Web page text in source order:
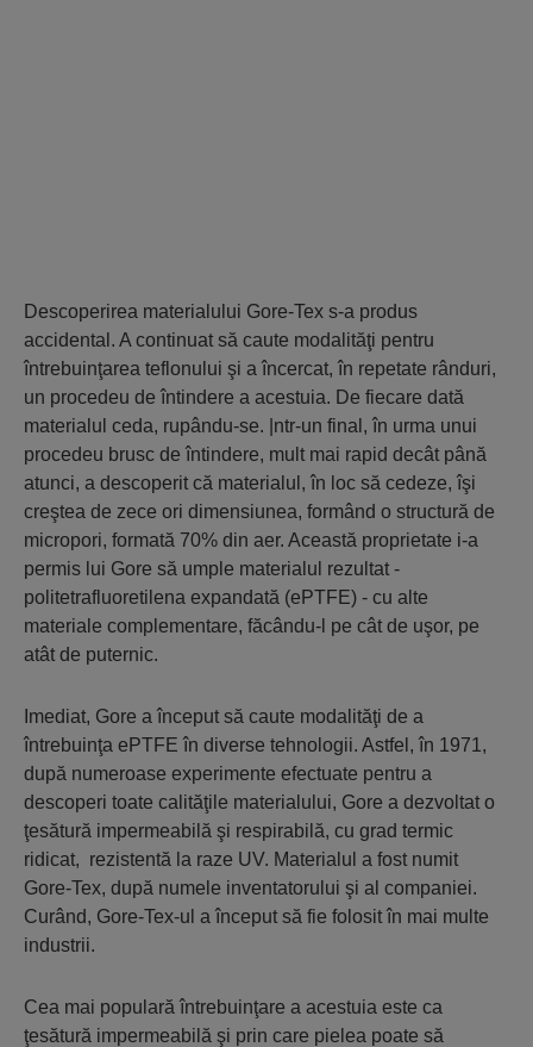
Descoperirea materialului Gore-Tex s-a produs
accidental. A continuat să caute modalităţi pentru
întrebuinţarea teflonului şi a încercat, în repetate rânduri,
un procedeu de întindere a acestuia. De fiecare dată
materialul ceda, rupându-se. |ntr-un final, în urma unui
procedeu brusc de întindere, mult mai rapid decât până
atunci, a descoperit că materialul, în loc să cedeze, îşi
creştea de zece ori dimensiunea, formând o structură de
micropori, formată 70% din aer. Această proprietate i-a
permis lui Gore să umple materialul rezultat -
politetrafluoretilena expandată (ePTFE) - cu alte
materiale complementare, făcându-l pe cât de uşor, pe
atât de puternic.
Imediat, Gore a început să caute modalităţi de a
întrebuinţa ePTFE în diverse tehnologii. Astfel, în 1971,
după numeroase experimente efectuate pentru a
descoperi toate calităţile materialului, Gore a dezvoltat o
ţesătură impermeabilă şi respirabilă, cu grad termic
ridicat, rezistentă la raze UV. Materialul a fost numit
Gore-Tex, după numele inventatorului şi al companiei.
Curând, Gore-Tex-ul a început să fie folosit în mai multe
industrii.
Cea mai populară întrebuinţare a acestuia este ca
ţesătură impermeabilă şi prin care pielea poate să